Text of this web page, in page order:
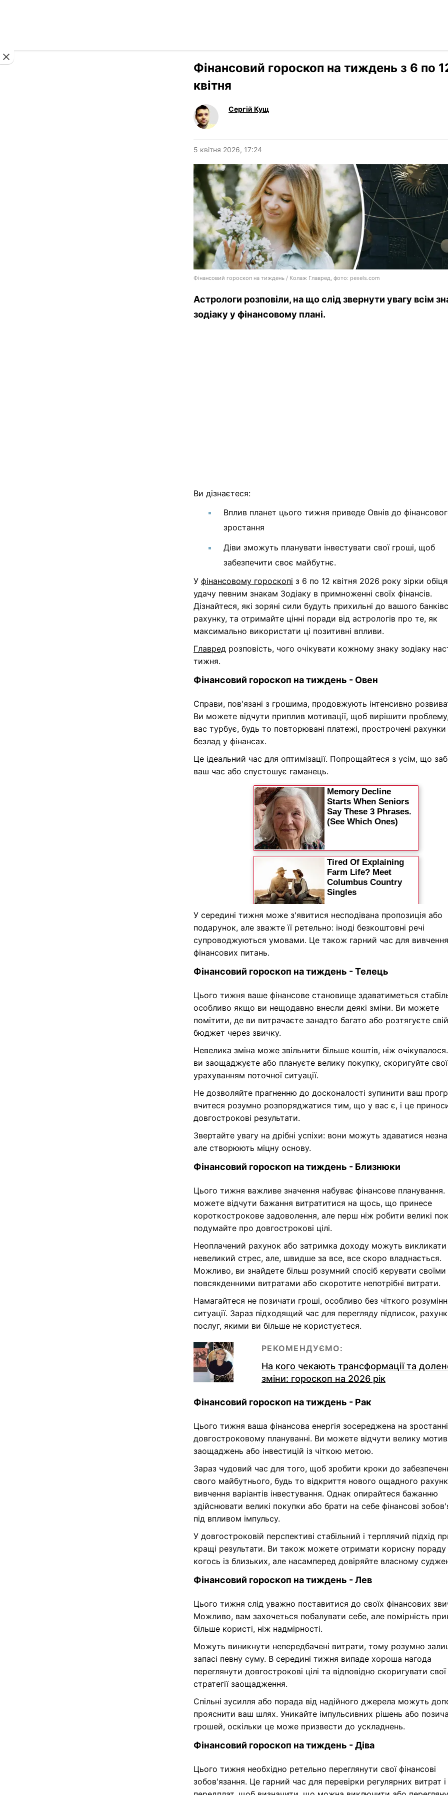
Фінансовий гороскоп на тиждень з 6 по
квітня
Сергій Кущ
5 квітня 2026, 17:24
Фінансовий гороскоп на тиждень / Колаж Главред, фото: pexels.com
Астрологи розповіли, на що слід звернути увагу всім
зодіаку у фінансовому плані.
Ви дізнаєтеся:
Вплив планет цього тижня приведе Овнів до
зростання
Діви зможуть планувати інвестувати свої гроші, щоб
забезпечити своє майбутнє.
У фінансовому гороскопі з 6 по 12 квітня 2026 року зірки
удачу певним знакам Зодіаку в примноженні своїх фінансів.
Дізнайтеся, які зоряні сили будуть прихильні до вашого
рахунку, та отримайте цінні поради від астрологів про те, як
максимально використати ці позитивні впливи.
Главред розповість, чого очікувати кожному знаку зодіаку
тижня.
Фінансовий гороскоп на тиждень - Овен
Справи, пов'язані з грошима, продовжують інтенсивно
Ви можете відчути приплив мотивації, щоб вирішити
вас турбує, будь то повторювані платежі, прострочені рахунки
безлад у фінансах.
Це ідеальний час для оптимізації. Попрощайтеся з усім, що
ваш час або спустошує гаманець.
У середині тижня може з'явитися несподівана пропозиція або
подарунок, але зважте її ретельно: іноді безкоштовні речі
супроводжуються умовами. Це також гарний час для вивчення
фінансових питань.
Фінансовий гороскоп на тиждень - Телець
Цього тижня ваше фінансове становище здаватиметься
особливо якщо ви нещодавно внесли деякі зміни. Ви можете
помітити, де ви витрачаєте занадто багато або розтягуєте свій
бюджет через звичку.
Невелика зміна може звільнити більше коштів, ніж
ви заощаджуєте або плануєте велику покупку, скоригуйте свої
урахуванням поточної ситуації.
Не дозволяйте прагненню до досконалості зупинити ваш
вчитеся розумно розпоряджатися тим, що у вас є, і це
довгострокові результати.
Звертайте увагу на дрібні успіхи: вони можуть здаватися
але створюють міцну основу.
Фінансовий гороскоп на тиждень - Близнюки
Цього тижня важливе значення набуває фінансове планування.
можете відчути бажання витратитися на щось, що принесе
короткострокове задоволення, але перш ніж робити великі
подумайте про довгострокові цілі.
Неоплачений рахунок або затримка доходу можуть викликати
невеликий стрес, але, швидше за все, все скоро владнається.
Можливо, ви знайдете більш розумний спосіб керувати своїми
повсякденними витратами або скоротите непотрібні витрати.
Намагайтеся не позичати гроші, особливо без чіткого розуміння
ситуації. Зараз підходящий час для перегляду підписок,
послуг, якими ви більше не користуєтеся.
РЕКОМЕНДУЄМО:
На кого чекають трансформації та
зміни: гороскоп на 2026 рік
Фінансовий гороскоп на тиждень - Рак
Цього тижня ваша фінансова енергія зосереджена на зростанні
довгостроковому плануванні. Ви можете відчути велику
заощаджень або інвестицій із чіткою метою.
Зараз чудовий час для того, щоб зробити кроки до
свого майбутнього, будь то відкриття нового ощадного
вивчення варіантів інвестування. Однак опирайтеся бажанню
здійснювати великі покупки або брати на себе фінансові
під впливом імпульсу.
У довгостроковій перспективі стабільний і терплячий підхід
кращі результати. Ви також можете отримати корисну пораду
когось із близьких, але насамперед довіряйте власному
Фінансовий гороскоп на тиждень - Лев
Цього тижня слід уважно поставитися до своїх фінансових
Можливо, вам захочеться побалувати себе, але помірність
більше користі, ніж надмірності.
Можуть виникнути непередбачені витрати, тому розумно
запасі певну суму. В середині тижня випаде хороша нагода
переглянути довгострокові цілі та відповідно скоригувати свої
стратегії заощадження.
Спільні зусилля або порада від надійного джерела можуть
прояснити ваш шлях. Уникайте імпульсивних рішень або
грошей, оскільки це може призвести до ускладнень.
Фінансовий гороскоп на тиждень - Діва
Цього тижня необхідно ретельно переглянути свої фінансові